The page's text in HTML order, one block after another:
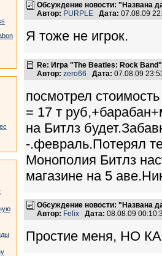
Обсуждение новости: "Названа
Автор: PURPLE Дата: 07.08.09
Я тоже не игрок.
Re: Игра "The Beatles: Rock Band"
Автор: zero66 Дата: 07.08.09
посмотрел
= 17 т
на Битлз
-.февраль.Потерял
Монополия Битлз
магазине на 5
Обсуждение новости: "Названа
Автор: Felix Дата: 08.08.09
Простие меня, НО